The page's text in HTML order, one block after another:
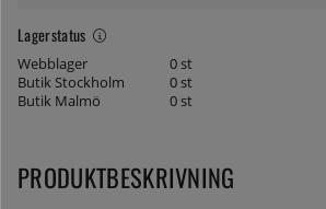
Lagerstatus
Webblager
0 st
Butik Stockholm
0 st
Butik Malmö
0 st
PRODUKTBESKRIVNING